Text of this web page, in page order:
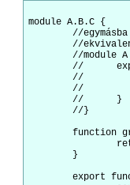
module A.B.C {